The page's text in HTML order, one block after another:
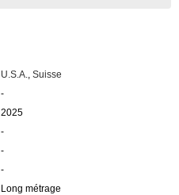
U.S.A., Suisse
-
2025
-
-
-
Long métrage